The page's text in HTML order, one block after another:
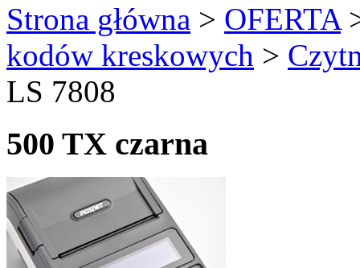
Strona główna > OFERTA
kodów kreskowych >
LS 7808
500 TX czarna